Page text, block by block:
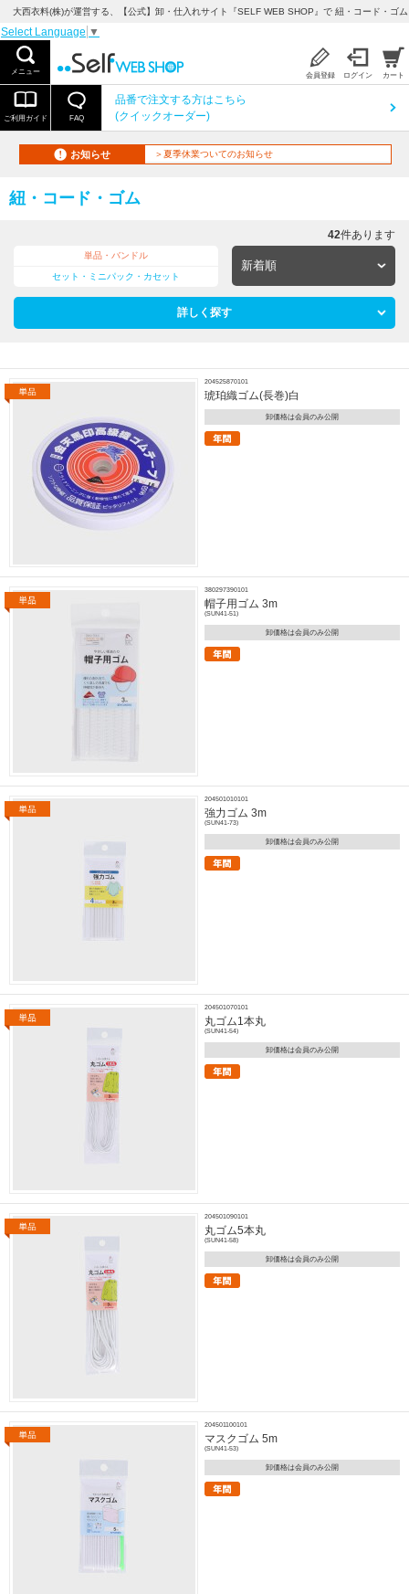
大西衣料(株)が運営する、【公式】卸・仕入れサイト『SELF WEB SHOP』で 紐・コード・ゴ
Select Language ▼
メニュー 会員登録 ログイン カート
ご利用ガイド FAQ
品番で注文する方はこちら
(クイックオーダー)
お知らせ ＞夏季休業ついてのお知らせ
紐・コード・ゴム
単品・バンドル
セット・ミニパック・カセット
詳しく探す
42件あります
204525870101
琥珀織ゴム(長巻)白
卸価格は会員のみ公開
380297390101
帽子用ゴム 3m
(SUN41-51)
卸価格は会員のみ公開
204501010101
強力ゴム 3m
(SUN41-73)
卸価格は会員のみ公開
204501070101
丸ゴム1本丸
(SUN41-54)
卸価格は会員のみ公開
204501090101
丸ゴム5本丸
(SUN41-58)
卸価格は会員のみ公開
204501100101
マスクゴム 5m
(SUN41-53)
卸価格は会員のみ公開